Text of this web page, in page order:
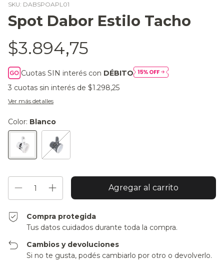
SKU: DABSPOAPL01
Spot Dabor Estilo Tacho
$3.894,75
Cuotas SIN interés con DÉBITO
3 cuotas sin interés de $1.298,25
Ver más detalles
Color: Blanco
Compra protegida
Tus datos cuidados durante toda la compra.
Cambios y devoluciones
Si no te gusta, podés cambiarlo por otro o devolverlo.